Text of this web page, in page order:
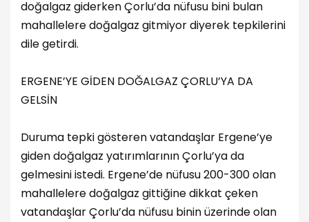
doğalgaz giderken Çorlu’da nüfusu bini bulan
mahallelere doğalgaz gitmiyor diyerek tepkilerini
dile getirdi.
ERGENE’YE GİDEN DOĞALGAZ ÇORLU’YA DA
GELSİN
Duruma tepki gösteren vatandaşlar Ergene’ye
giden doğalgaz yatırımlarının Çorlu’ya da
gelmesini istedi. Ergene’de nüfusu 200-300 olan
mahallelere doğalgaz gittiğine dikkat çeken
vatandaşlar Çorlu’da nüfusu binin üzerinde olan